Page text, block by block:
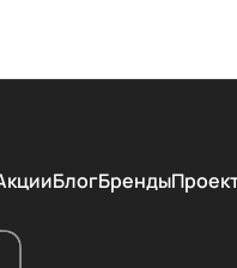
БлогБренды